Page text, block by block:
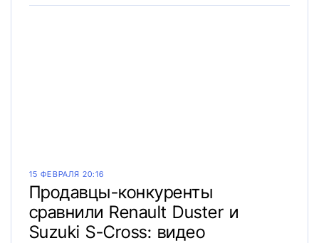
15 ФЕВРАЛЯ 20:16
Продавцы-конкуренты
сравнили Renault Duster и
Suzuki S-Cross: видео